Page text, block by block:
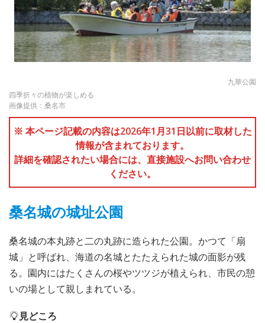
九華公園
四季折々の植物が楽しめる
画像提供：桑名市
※ 本ページ記載の内容は2026年1月31日以前に取材した
情報が含まれております。
詳細を確認されたい場合には、直接施設へお問い合わせ
ください。
桑名城の城址公園
桑名城の本丸跡と二の丸跡に造られた公園。かつて「扇
城」と呼ばれ、海道の名城とたたえられた城の面影が残
る。園内にはたくさんの桜やツツジが植えられ、市民の憩
いの場として親しまれている。
見どころ